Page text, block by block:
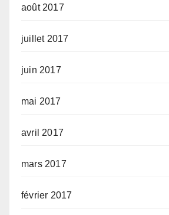
août 2017
juillet 2017
juin 2017
mai 2017
avril 2017
mars 2017
février 2017